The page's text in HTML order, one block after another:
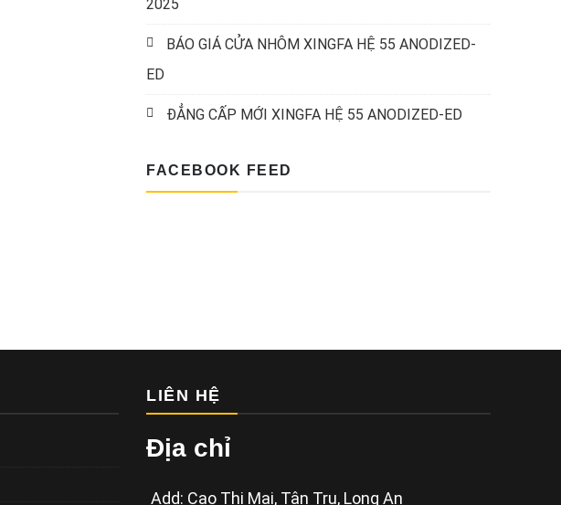
2025
BÁO GIÁ CỬA NHÔM XINGFA HỆ 55 ANODIZED-
ED
ĐẲNG CẤP MỚI XINGFA HỆ 55 ANODIZED-ED
FACEBOOK FEED
LIÊN HỆ
Địa chỉ
Add: Cao Thị Mai, Tân Trụ, Long An